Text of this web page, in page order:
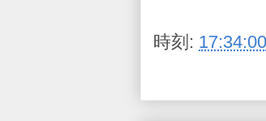
時刻: 17:34:00